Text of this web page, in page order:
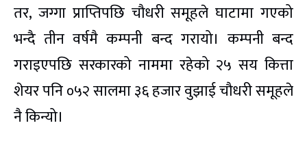
तर, जग्गा प्राप्तिपछि चौधरी समूहले घाटामा गएको
भन्दै तीन वर्षमै कम्पनी बन्द गरायो। कम्पनी बन्द
गराइएपछि सरकारको नाममा रहेको २५ सय कित्ता
शेयर पनि ०५२ सालमा ३६ हजार वुझाई चौधरी समूहले
नै किन्यो।